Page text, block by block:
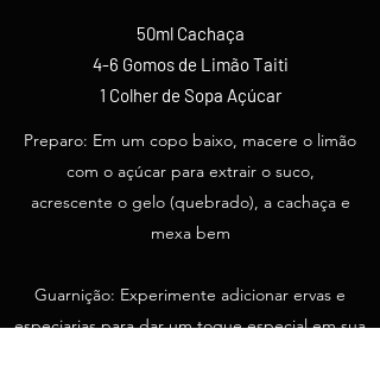
50ml Cachaça
4-6 Gomos de Limão Taiti
1 Colher de Sopa Açúcar
Preparo: Em um copo baixo, macere o limão
com o açúcar para extrair o suco,
acrescente o gelo (quebrado), a cachaça e
mexa bem
Guarnição: Experimente adicionar ervas e
especiarias para dar um toque especial em sua